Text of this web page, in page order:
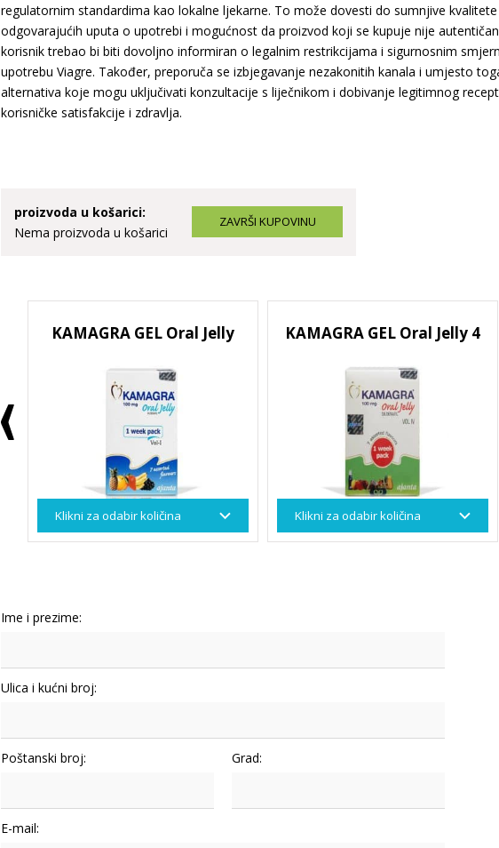
regulatornim standardima kao lokalne ljekarne. To može dovesti do sumnjive
odgovarajućih uputa o upotrebi i mogućnost da proizvod koji se kupuje nije
korisnik trebao bi biti dovoljno informiran o legalnim restrikcijama i sigurnosnim
upotrebu Viagre. Također, preporuča se izbjegavanje nezakonitih kanala i umjesto
alternativa koje mogu uključivati konzultacije s liječnikom i dobivanje legitimnog
korisničke satisfakcije i zdravlja.
proizvoda u košarici:
Nema proizvoda u košarici
KAMAGRA GEL Oral Jelly KAMAGRA GEL Oral Jelly 4
Ime i prezime:
Ulica i kućni broj:
Poštanski broj: Grad:
E-mail: